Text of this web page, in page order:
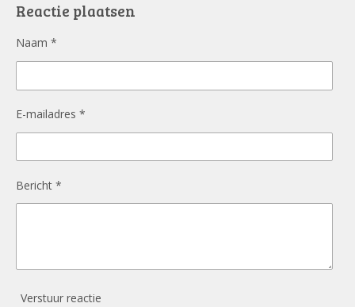
o
Reactie plaatsen
Naam *
E-mailadres *
Bericht *
Verstuur reactie